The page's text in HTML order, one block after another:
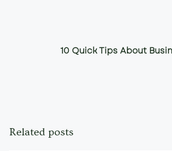
10 Quick Tips About
Related posts